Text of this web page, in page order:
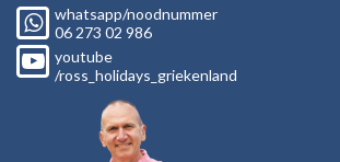
whatsapp/noodnummer
06 273 02 986
youtube
/ross_holidays_griekenland